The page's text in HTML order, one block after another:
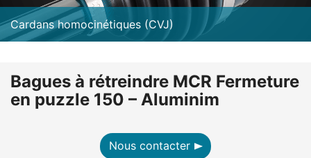
Cardans homocinétiques (CVJ)
Bagues à rétreindre MCR Fermeture
en puzzle 150 – Aluminim
Nous contacter